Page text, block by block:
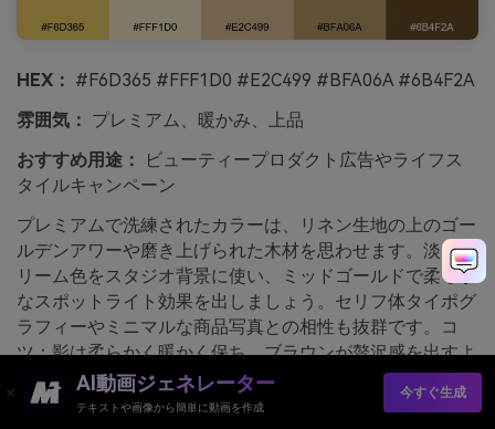
HEX： #F6D365 #FFF1D0 #E2C499 #BFA06A #6B4F2A
雰囲気： プレミアム、暖かみ、上品
おすすめ用途：
ビューティープロダクト広告やライフス
タイルキャンペーン
プレミアムで洗練されたカラーは、リネン生地の上のゴー
ルデンアワーや磨き上げられた木材を思わせます。淡いク
リーム色をスタジオ背景に使い、ミッドゴールドで柔らか
なスポットライト効果を出しましょう。セリフ体タイポグ
ラフィーやミニマルな商品写真との相性も抜群です。コ
ツ：影は柔らかく暖かく保ち、ブラウンが贅沢感を出すよ
うにしましょう。
media.ioで生成されたゴールデンアワーリネンのイメージ
AI動画ジェネレーター
テキストや画像から簡単に動画を作成
今すぐ生成